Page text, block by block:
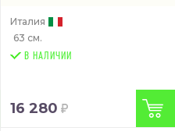
Италия
63 см.
В НАЛИЧИИ
16 280